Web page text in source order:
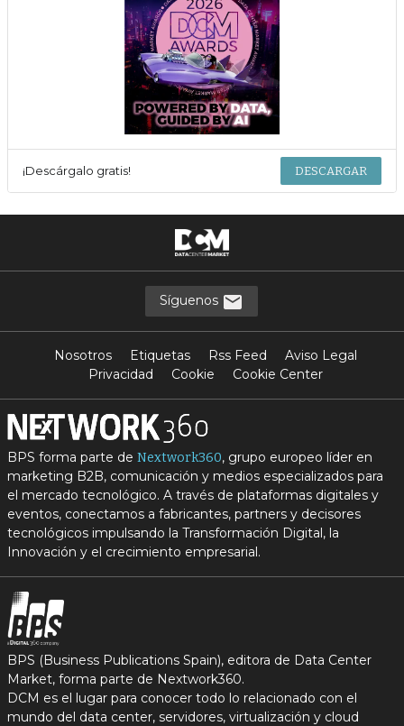
¡Descárgalo gratis! DESCARGAR
Síguenos
Nosotros Etiquetas Rss Feed
Aviso Legal
Privacidad
Cookie Cookie Center
BPS forma parte de Nextwork360, grupo europeo líder en
marketing B2B, comunicación y medios especializados para
el mercado tecnológico. A través de plataformas digitales y
eventos, conectamos a fabricantes, partners y decisores
tecnológicos impulsando la Transformación Digital, la
Innovación y el crecimiento empresarial.
BPS (Business Publications Spain), editora de Data Center
Market, forma parte de Nextwork360.
DCM es el lugar para conocer todo lo relacionado con el
mundo del data center, servidores, virtualización y cloud